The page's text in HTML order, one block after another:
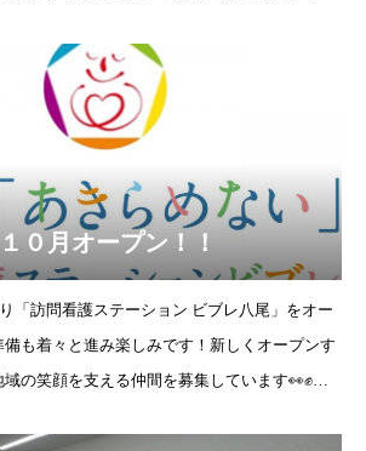
０月オープン！！
「訪問看護ステーション ビブレ八尾」をオー
も着々と進み楽しみです！新しくオープンす
の笑顔を支える仲間を募集しています👀✊募